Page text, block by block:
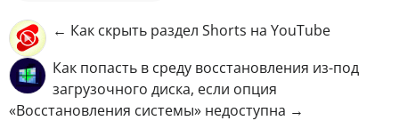
← Как скрыть раздел Shorts на YouTube
Как попасть в среду восстановления из-под
загрузочного диска, если опция
«Восстановления системы» недоступна →